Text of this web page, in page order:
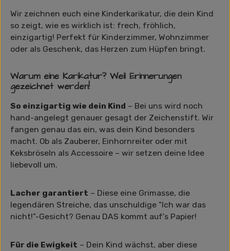
Wir zeichnen euch eine Kinderkarikatur, die dein Kind
so zeigt, wie es wirklich ist: frech, fröhlich,
einzigartig! Perfekt für Kinderzimmer, Wohnzimmer
oder als Geschenk, das Herzen zum Hüpfen bringt.
Warum eine Karikatur? Weil Erinnerungen
gezeichnet werden!
So einzigartig wie dein Kind – Bei uns wird noch
hand-angelegt genauer gesagt der Zeichenstift. Wir
fangen genau das ein, was dein Kind besonders
macht. Ob als Zauberer, Einhornreiter oder mit
Keksbröseln als Accessoire – wir setzen deine Idee
liebevoll um.
Lacher garantiert – Diese eine Grimasse, die
legendären Streiche, das unschuldige "Ich war das
nicht!"-Gesicht? Genau DAS kommt auf’s Papier!
Für die Ewigkeit – Dein Kind wächst, aber diese